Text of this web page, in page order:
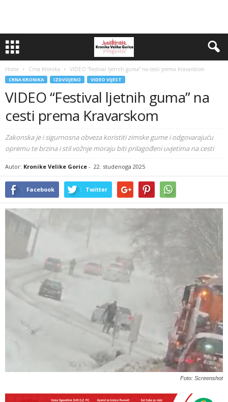
Home Crna Kronika VIDEO “Festival ljetnih guma” na cesti prema Kravarskom
CRNA KRONIKA IZDVOJENO VIDEO VIJEST
VIDEO “Festival ljetnih guma” na
cesti prema Kravarskom
Zakonska je i sigurnosna obveza koristiti zimske gume i odgovarajuću
opremu te brzina i stil vožnje moraju biti prilagođeni uvjetima na cesti
Autor: Kronike Velike Gorice - 22. studenoga 2025
Facebook Twitter
Foto: Screenshot